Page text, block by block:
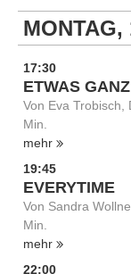
MONTAG,
17:30
ETWAS
Von Eva Trobisch,
Min.
mehr
19:45
EVERYTIME
Von Sandra
Min.
mehr
22:00